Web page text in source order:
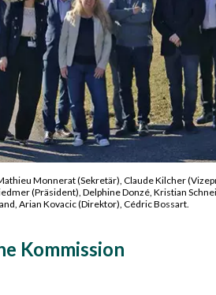
Monnerat (Sekretär), Claude Kilcher
(Präsident), Delphine Donzé, Kristian
Arian Kovacic (Direktor), Cédric Bossart.
Kommission